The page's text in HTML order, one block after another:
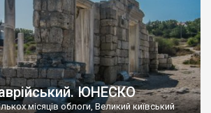
ЮНЕСКО
місяців облоги, Великий київський